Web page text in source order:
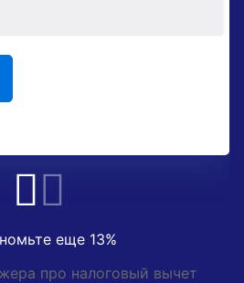
еще 13%
про налоговый вычет